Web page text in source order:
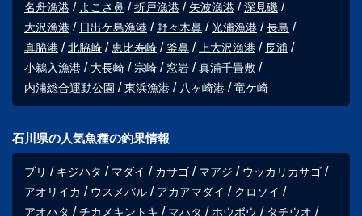
名舟漁港
よこさ鼻 折戸漁港 矢波漁港
深見磯
大沢漁港
日出ケ島漁港 野々木鼻 光浦漁港
長島
真脇港
北脇崎 恵比寿崎 釜鼻 上大沢漁港
長浦
小鵜入漁港
大長崎 宗崎 窓岩
真浦千畳敷
内浦総合運動公園
東浜漁港 八ヶ崎港 竜ケ崎
石川県の人気魚種の釣果情報
ブリ キジハタ マダイ カサゴ マアジ
ウッカリカサゴ
アオリイカ
ウスメバル アカアマダイ
クロソイ
アオハタ
チカメキントキ マハタ ホウボウ タチウオ